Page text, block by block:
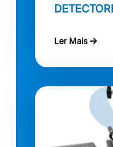
Ler Mais